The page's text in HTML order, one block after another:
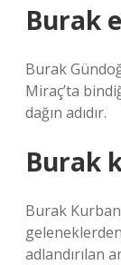
Burak
Burak
Miraç’ta
dağın adıdır.
Burak
Burak
adlandırılan